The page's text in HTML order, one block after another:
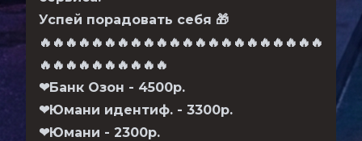
Успей порадовать себя 🎁
🔥 🔥 🔥 🔥 🔥 🔥 🔥 🔥 🔥 🔥 🔥 🔥 🔥 🔥 🔥 🔥 🔥 🔥 🔥 🔥 🔥 🔥
🔥 🔥 🔥 🔥 🔥 🔥 🔥 🔥 🔥 🔥
❤Банк Озон - 4500р.
❤Юмани идентиф. - 3300р.
❤Юмани - 2300р.